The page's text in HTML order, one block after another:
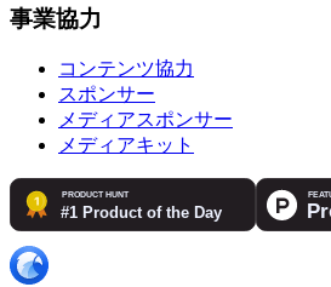
事業協力
コンテンツ協力
スポンサー
メディアスポンサー
メディアキット